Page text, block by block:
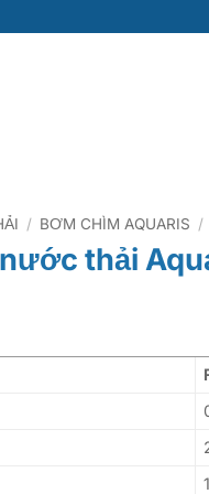
/ BƠM CHÌM AQUARIS /
thải